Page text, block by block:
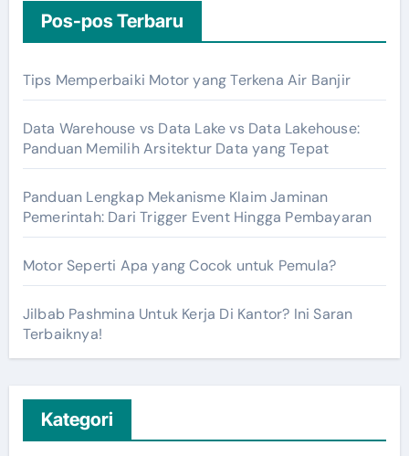
Pos-pos Terbaru
Tips Memperbaiki Motor yang Terkena Air Banjir
Data Warehouse vs Data Lake vs Data Lakehouse:
Panduan Memilih Arsitektur Data yang Tepat
Panduan Lengkap Mekanisme Klaim Jaminan
Pemerintah: Dari Trigger Event Hingga Pembayaran
Motor Seperti Apa yang Cocok untuk Pemula?
Jilbab Pashmina Untuk Kerja Di Kantor? Ini Saran
Terbaiknya!
Kategori